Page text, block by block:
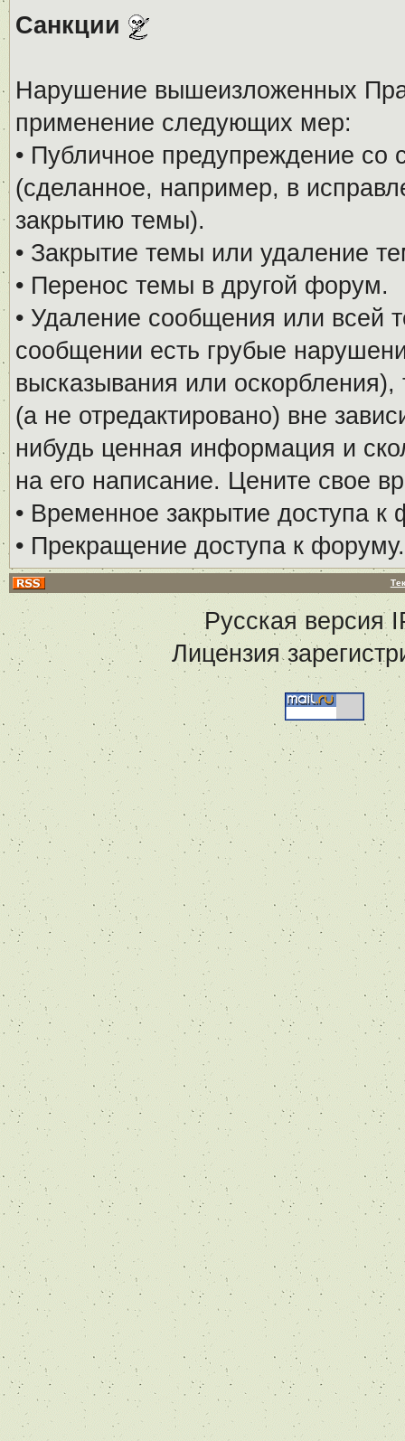
Санкции
Нарушение вышеизложенных
применение следующих мер:
• Публичное предупреждение
(сделанное, например, в
закрытию темы).
• Закрытие темы или удаление
• Перенос темы в другой форум.
• Удаление сообщения или всей
сообщении есть грубые
высказывания или
(а не отредактировано) вне
нибудь ценная информация и
на его написание. Цените свое
• Временное закрытие доступа к
• Прекращение доступа к форуму.
Русская версия
Лицензия